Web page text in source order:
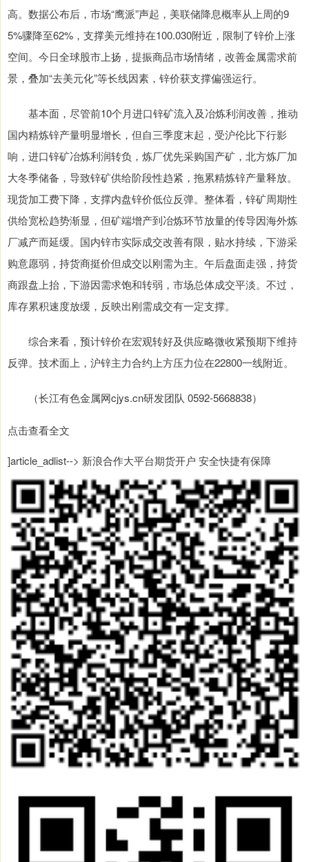
高。数据公布后，市场“鹰派”声起，美联储降息概率从上周的9
5%骤降至62%，支撑美元维持在100.030附近，限制了锌价上涨
空间。今日全球股市上扬，提振商品市场情绪，改善金属需求前
景，叠加“去美元化”等长线因素，锌价获支撑偏强运行。
基本面，尽管前10个月进口锌矿流入及冶炼利润改善，推动
国内精炼锌产量明显增长，但自三季度末起，受沪伦比下行影
响，进口锌矿冶炼利润转负，炼厂优先采购国产矿，北方炼厂加
大冬季储备，导致锌矿供给阶段性趋紧，拖累精炼锌产量释放。
现货加工费下降，支撑内盘锌价低位反弹。整体看，锌矿周期性
供给宽松趋势渐显，但矿端增产到冶炼环节放量的传导因海外炼
厂减产而延缓。国内锌市实际成交改善有限，贴水持续，下游采
购意愿弱，持货商挺价但成交以刚需为主。午后盘面走强，持货
商跟盘上抬，下游因需求饱和转弱，市场总体成交平淡。不过，
库存累积速度放缓，反映出刚需成交有一定支撑。
综合来看，预计锌价在宏观转好及供应略微收紧预期下维持
反弹。技术面上，沪锌主力合约上方压力位在22800一线附近。
（长江有色金属网cjys.cn研发团队 0592-5668838）
点击查看全文
]article_adlist--> 新浪合作大平台期货开户 安全快捷有保障